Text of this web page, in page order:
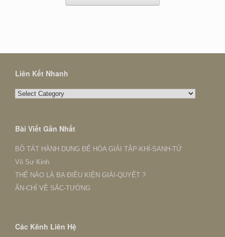
Liên Kết Nhanh
Liên
Bài Viết Gần Nhất
BỒ TÁT HÀNH DỤNG ĐỂ HÓA GIẢI TẬP-KHÍ-SANH-TỬ
Vô Sư Kinh
THẾ NÀO LÀ BA ĐIỀU KIỆN GIẢI-QUYẾT ?
ẤN-CHỈ VỀ SẮC-TƯỚNG
Các Kênh Liên Hệ